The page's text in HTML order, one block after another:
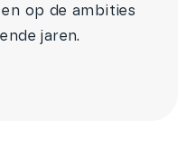
op de ambities
jaren.